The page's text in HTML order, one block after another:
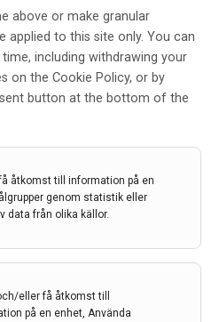
above or make granular
applied to this site only. You can
including withdrawing your
on the Cookie Policy, or by
button at the bottom of the
åtkomst till information på en
genom statistik eller
data från olika källor.
eller få åtkomst till
på en enhet, Använda
kan avslöja
minuter kännas som en dag.
kalendrar är en bra
skulle kunna